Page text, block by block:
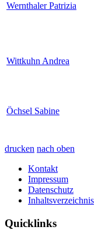
Wernthaler Patrizia
Wittkuhn Andrea
Öchsel Sabine
drucken nach oben
Kontakt
Impressum
Datenschutz
Inhaltsverzeichnis
Quicklinks